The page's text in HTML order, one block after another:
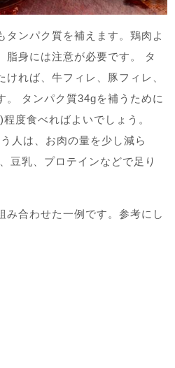
タンパク質を補えます。鶏肉よ
脂身には注意が必要です。 タ
ければ、牛フィレ、豚フィレ、
。 タンパク質34gを補うために
度食べればよいでしょう。
人は、お肉の量を少し減ら
豆乳、プロテインなどで足り
み合わせた一例です。参考にし